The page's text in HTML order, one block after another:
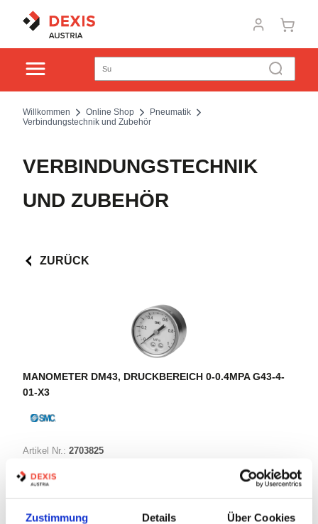
Zustimmung Details Über Cookies
Willkommen Online Shop
Pneumatik
Verbindungstechnik und Zubehör
VERBINDUNGSTECHNIK
UND ZUBEHÖR
ZURÜCK
MANOMETER DM43, DRUCKBEREICH 0-0.4MPA G43-4-
01-X3
Artikel Nr.: 2703825
Marke:
Herst.: